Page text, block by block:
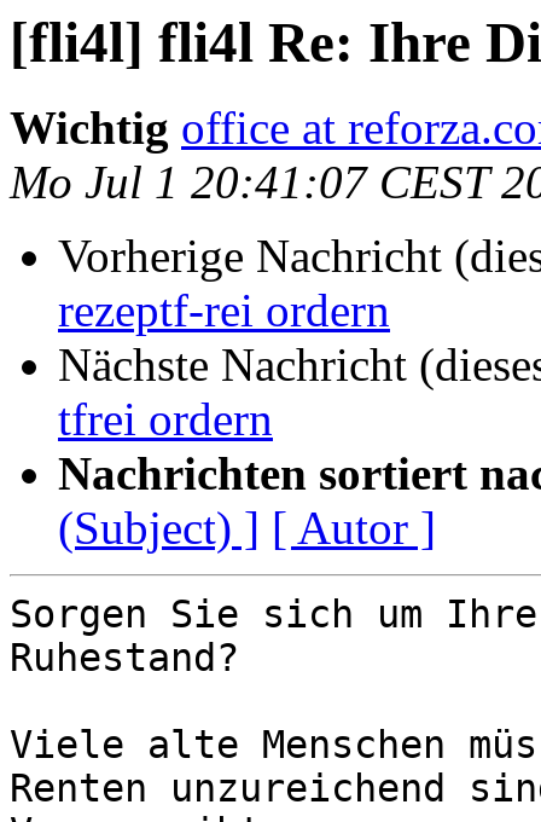
[fli4l] fli4l Re: Ihre
Wichtig office at
Mo Jul 1 20:41:07 CEST
Vorherige Nachricht
rezeptf-rei ordern
Nächste Nachricht
tfrei ordern
Nachrichten sortiert
(Subject) ] [ Autor ]
Sorgen Sie sich um
Ruhestand?
Viele alte Menschen
Renten unzureichend